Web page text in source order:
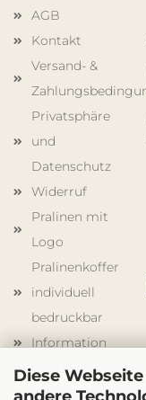
Diese
AGB
Kontakt
Versand- &
Privatsphäre
und
Datenschutz
Widerruf
Pralinen mit
Logo
Pralinenkoffer
individuell
bedruckbar
Information
Werbegeschenke